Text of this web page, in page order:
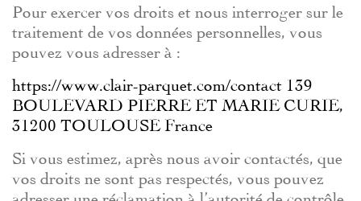
Pour exercer vos droits et nous interroger sur le
traitement de vos données personnelles, vous
pouvez vous adresser à :
https://www.clair-parquet.com/contact 139
BOULEVARD PIERRE ET MARIE CURIE,
31200 TOULOUSE France
Si vous estimez, après nous avoir contactés, que
vos droits ne sont pas respectés, vous pouvez
adresser une réclamation à l’autorité de contrôle